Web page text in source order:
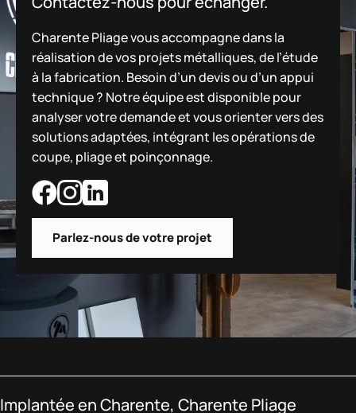
Charente Pliage vous accompagne dans la
réalisation de vos projets métalliques, de l’étude
à la fabrication. Besoin d’un devis ou d’un appui
technique ? Notre équipe est disponible pour
analyser votre demande et vous orienter vers des
solutions adaptées, intégrant les opérations de
coupe, pliage et poinçonnage.
Parlez-nous de votre projet
Implantée en Charente, Charente Pliage